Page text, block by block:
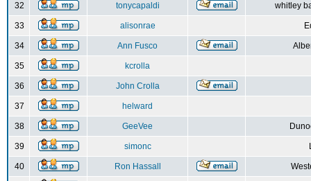
32 tonycapaldi whitley
33 alisonrae
34 Ann Fusco
35 kcrolla
36 John Crolla
37 helward
38 GeeVee
39 simonc
40 Ron Hassall